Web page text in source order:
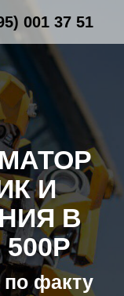
001 37 51
И
В
факту